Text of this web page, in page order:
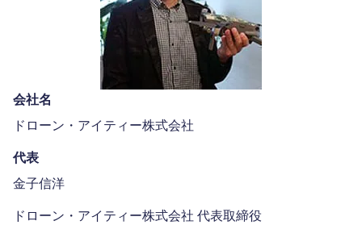
会社名
ドローン・アイティー株式会社
代表
金子信洋
ドローン・アイティー株式会社 代表取締役